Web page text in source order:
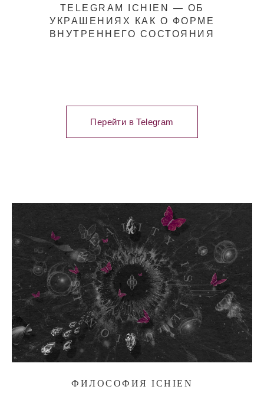
TELEGRAM ICHIEN — ОБ
УКРАШЕНИЯХ КАК О ФОРМЕ
ВНУТРЕННЕГО СОСТОЯНИЯ
Перейти в Telegram
ФИЛОСОФИЯ ICHIEN